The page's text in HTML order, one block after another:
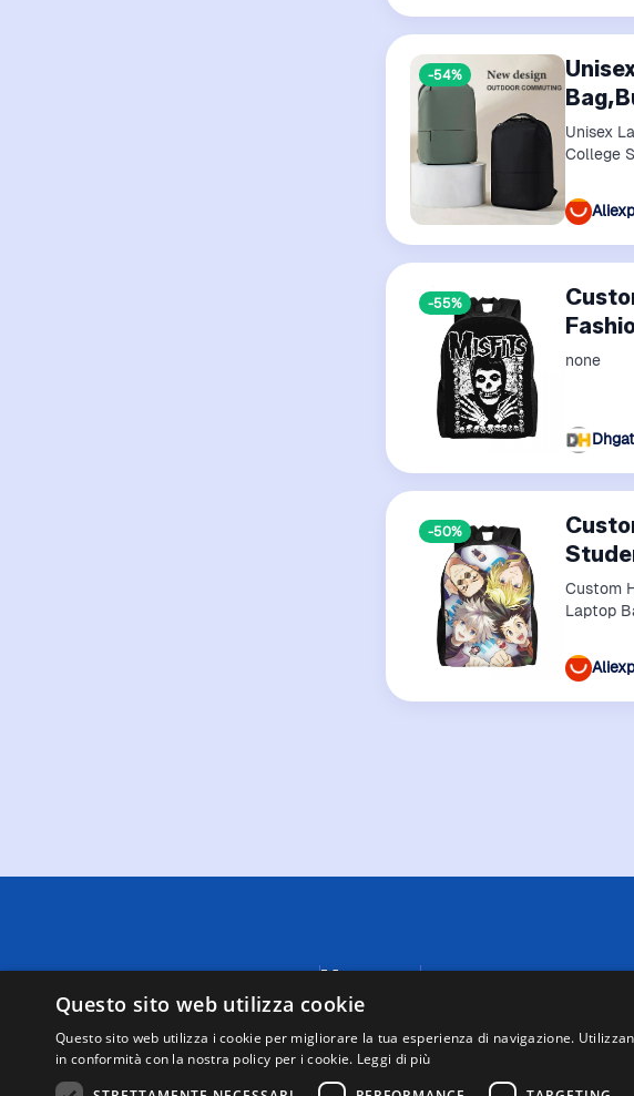
-54%
Unisex
College
-55%
none
-50%
Custom
Laptop
Menu
Negozi
Supporto
Mappa del
sito
A causa di limitazioni
tutte le tasse, ad eccezione
Questo sito partecipa al
Questo sito web utilizza cookie
Questo sito web utilizza i cookie per migliorare la tua esperienza di navigazione.
in conformità con la nostra policy per i cookie. Leggi di più